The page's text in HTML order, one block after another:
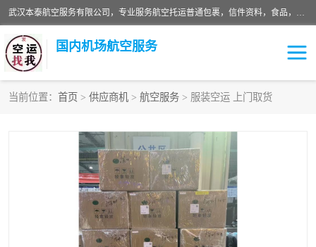
武汉本泰航空服务有限公司，专业服务航空托运普通包裹，信件资料，食品，服装，快消品等运输的专线空运，完善的网络服务确保为客户提供准确、*、安全的“门对门”服务，本着“诚信为本、精诚合作”的服务宗旨.“以安全运输为保障，以运价合理要求市场”的经营理念。武汉机场货运、武汉航空物流、武汉空运、武汉天河国际机场东方、南方、国际航空、机场空运业务覆盖国内二三线机场城市，如：武汉-敦煌、武汉-柳州等
国内机场航空服务
当前位置： 首页 > 供应商机 > 航空服务 > 服装空运 上门取货